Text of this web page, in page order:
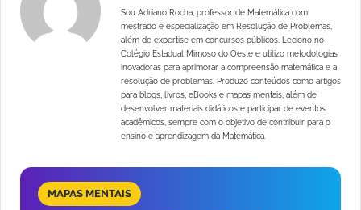
Sou Adriano Rocha, professor de Matemática com
mestrado e especialização em Resolução de Problemas,
além de expertise em concursos públicos. Leciono no
Colégio Estadual Mimoso do Oeste e utilizo metodologias
inovadoras para aprimorar a compreensão matemática e a
resolução de problemas. Produzo conteúdos como artigos
para blogs, livros, eBooks e mapas mentais, além de
desenvolver materiais didáticos e participar de eventos
acadêmicos, sempre com o objetivo de contribuir para o
ensino e aprendizagem da Matemática.
MAPAS MENTAIS